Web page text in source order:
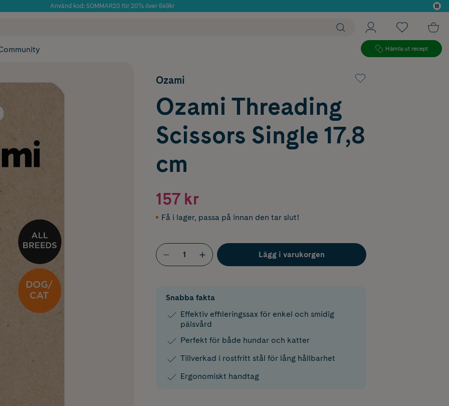
Använd kod: SOMMAR20 för 20% över 649kr
Hämta ut recept
Ozami
Ozami Threading
Scissors Single 17,8
cm
157 kr
Få i lager, passa på innan den tar slut!
Lägg i varukorgen
Snabba fakta
Effektiv effileringssax för enkel och smidig
pälsvård
Perfekt för både hundar och katter
Tillverkad i rostfritt stål för lång hållbarhet
Ergonomiskt handtag